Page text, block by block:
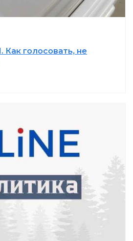
голосовать, не